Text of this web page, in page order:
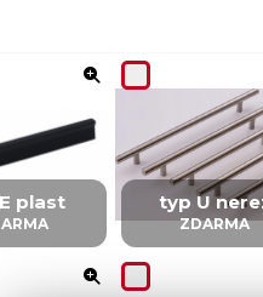
plast typ U
ZDARMA